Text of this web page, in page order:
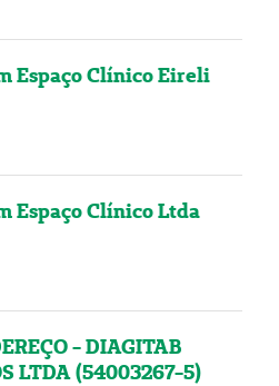
Espaço Clínico Eireli
Espaço Clínico Ltda
- DIAGITAB
LTDA (54003267-5)